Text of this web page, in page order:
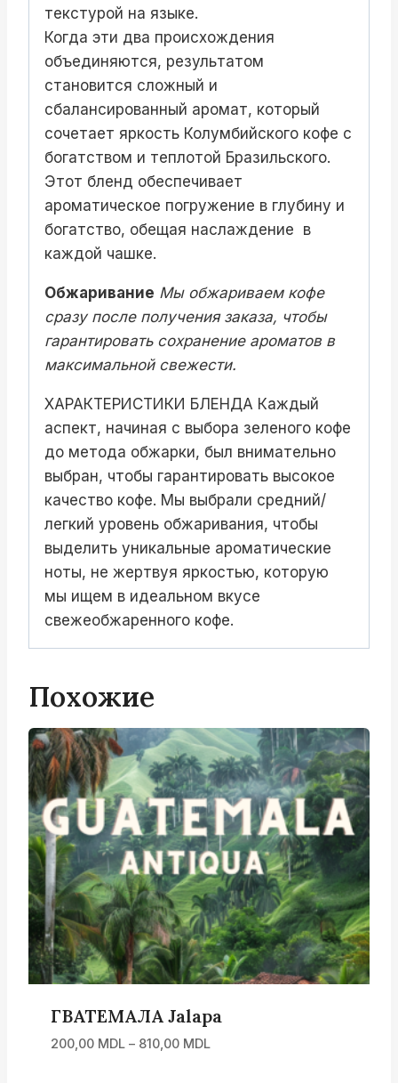
текстурой на языке.
Когда эти два происхождения
объединяются, результатом
становится сложный и
сбалансированный аромат, который
сочетает яркость Колумбийского кофе с
богатством и теплотой Бразильского.
Этот бленд обеспечивает
ароматическое погружение в глубину и
богатство, обещая наслаждение в
каждой чашке.
Обжаривание Мы обжариваем кофе
сразу после получения заказа, чтобы
гарантировать сохранение ароматов в
максимальной свежести.
ХАРАКТЕРИСТИКИ БЛЕНДА Каждый
аспект, начиная с выбора зеленого кофе
до метода обжарки, был внимательно
выбран, чтобы гарантировать высокое
качество кофе. Мы выбрали средний/
легкий уровень обжаривания, чтобы
выделить уникальные ароматические
ноты, не жертвуя яркостью, которую
мы ищем в идеальном вкусе
свежеобжаренного кофе.
Похожие
ГВАТЕМАЛА Jalapa
200,00 MDL – 810,00 MDLДиапазон